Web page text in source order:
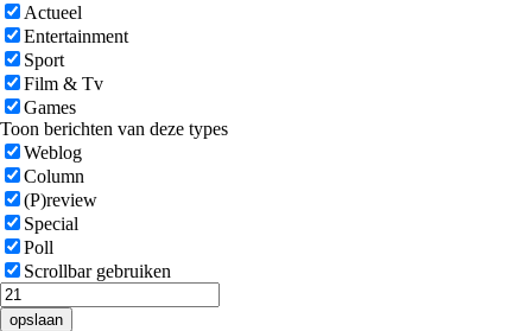
Actueel
Entertainment
Sport
Film & Tv
Games
Toon berichten van deze types
Weblog
Column
(P)review
Special
Poll
Scrollbar gebruiken
opslaan